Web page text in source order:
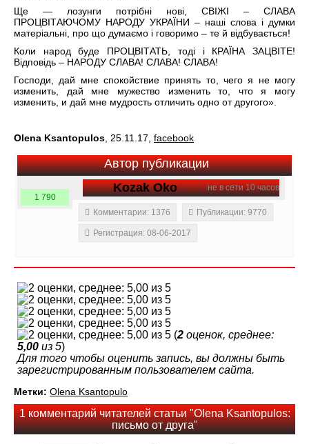
Ще — лозунги потрібні нові, СВІЖІ – СЛАВА
ПРОЦВІТАЮЧОМУ НАРОДУ УКРАЇНИ – наші слова і думки
матеріальні, про що думаємо і говоримо – те й відбувається!
Коли народ буде ПРОЦВІТАТЬ, тоді і КРАЇНА ЗАЦВІТЕ!
Відповідь – НАРОДУ СЛАВА! СЛАВА! СЛАВА!
Господи, дай мне спокойствие принять то, чего я не могу
изменить, дай мне мужество изменить то, что я могу
изменить, и дай мне мудрость отличить одно от другого».
Olena Ksantopulos, 25.11.17, facebook
Автор публикации
не в сети 10 часов
Kozak Oko
1 790
Комментарии: 1376
Публикации: 9770
Регистрация: 08-06-2017
(2 оценок, среднее:
5,00 из 5)
Для того чтобы оценить запись, вы должны быть
зарегистрированным пользователем сайта.
Метки: Olena Ksantopulo
1 комментарий читателей статьи "Olena Ksantopulos:
письмо от друга"